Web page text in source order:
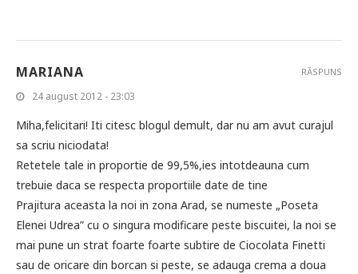
MARIANA
24 august 2012 - 23:03
Miha,felicitari! Iti citesc blogul demult, dar nu am avut curajul
sa scriu niciodata!
Retetele tale in proportie de 99,5%,ies intotdeauna cum
trebuie daca se respecta proportiile date de tine
Prajitura aceasta la noi in zona Arad, se numeste „Poseta
Elenei Udrea” cu o singura modificare peste biscuitei, la noi se
mai pune un strat foarte foarte subtire de Ciocolata Finetti
sau de oricare din borcan si peste, se adauga crema a doua
RĂSPUNS